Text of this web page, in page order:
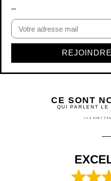
CE SONT
QUI PARLENT LE
(ILS SONT